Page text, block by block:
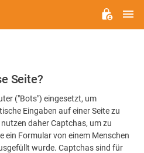
Seite?
("Bots") eingesetzt, um
Eingaben auf einer Seite zu
daher Captchas, um zu
ein Formular von einem Menschen
wurde. Captchas sind für